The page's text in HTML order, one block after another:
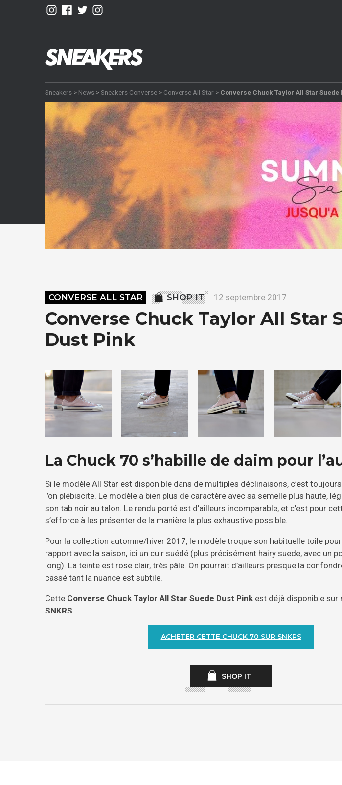
Sneakers > News >Sneakers Converse > Converse All Star > Converse Chuck Taylor All Star Suede
CONVERSE ALL STAR SHOP IT 12 septembre 2017
Converse Chuck Taylor All Star
Dust Pink
La Chuck 70 s’habille de daim pour
Si le modèle All Star est disponible dans de multiples déclinaisons, c’est
l’on plébiscite. Le modèle a bien plus de caractère avec sa semelle plus haute,
son tab noir au talon. Le rendu porté est d’ailleurs incomparable, et c’est pour
s’efforce à les présenter de la manière la plus exhaustive possible.
Pour la collection automne/hiver 2017, le modèle troque son habituelle toile
rapport avec la saison, ici un cuir suédé (plus précisément hairy suede, avec un
long). La teinte est rose clair, très pâle. On pourrait d’ailleurs presque la
cassé tant la nuance est subtile.
Cette Converse Chuck Taylor All Star Suede Dust Pink est déjà disponible sur
SNKRS.
ACHETER CETTE CHUCK 70 SUR SNKRS
SHOP IT